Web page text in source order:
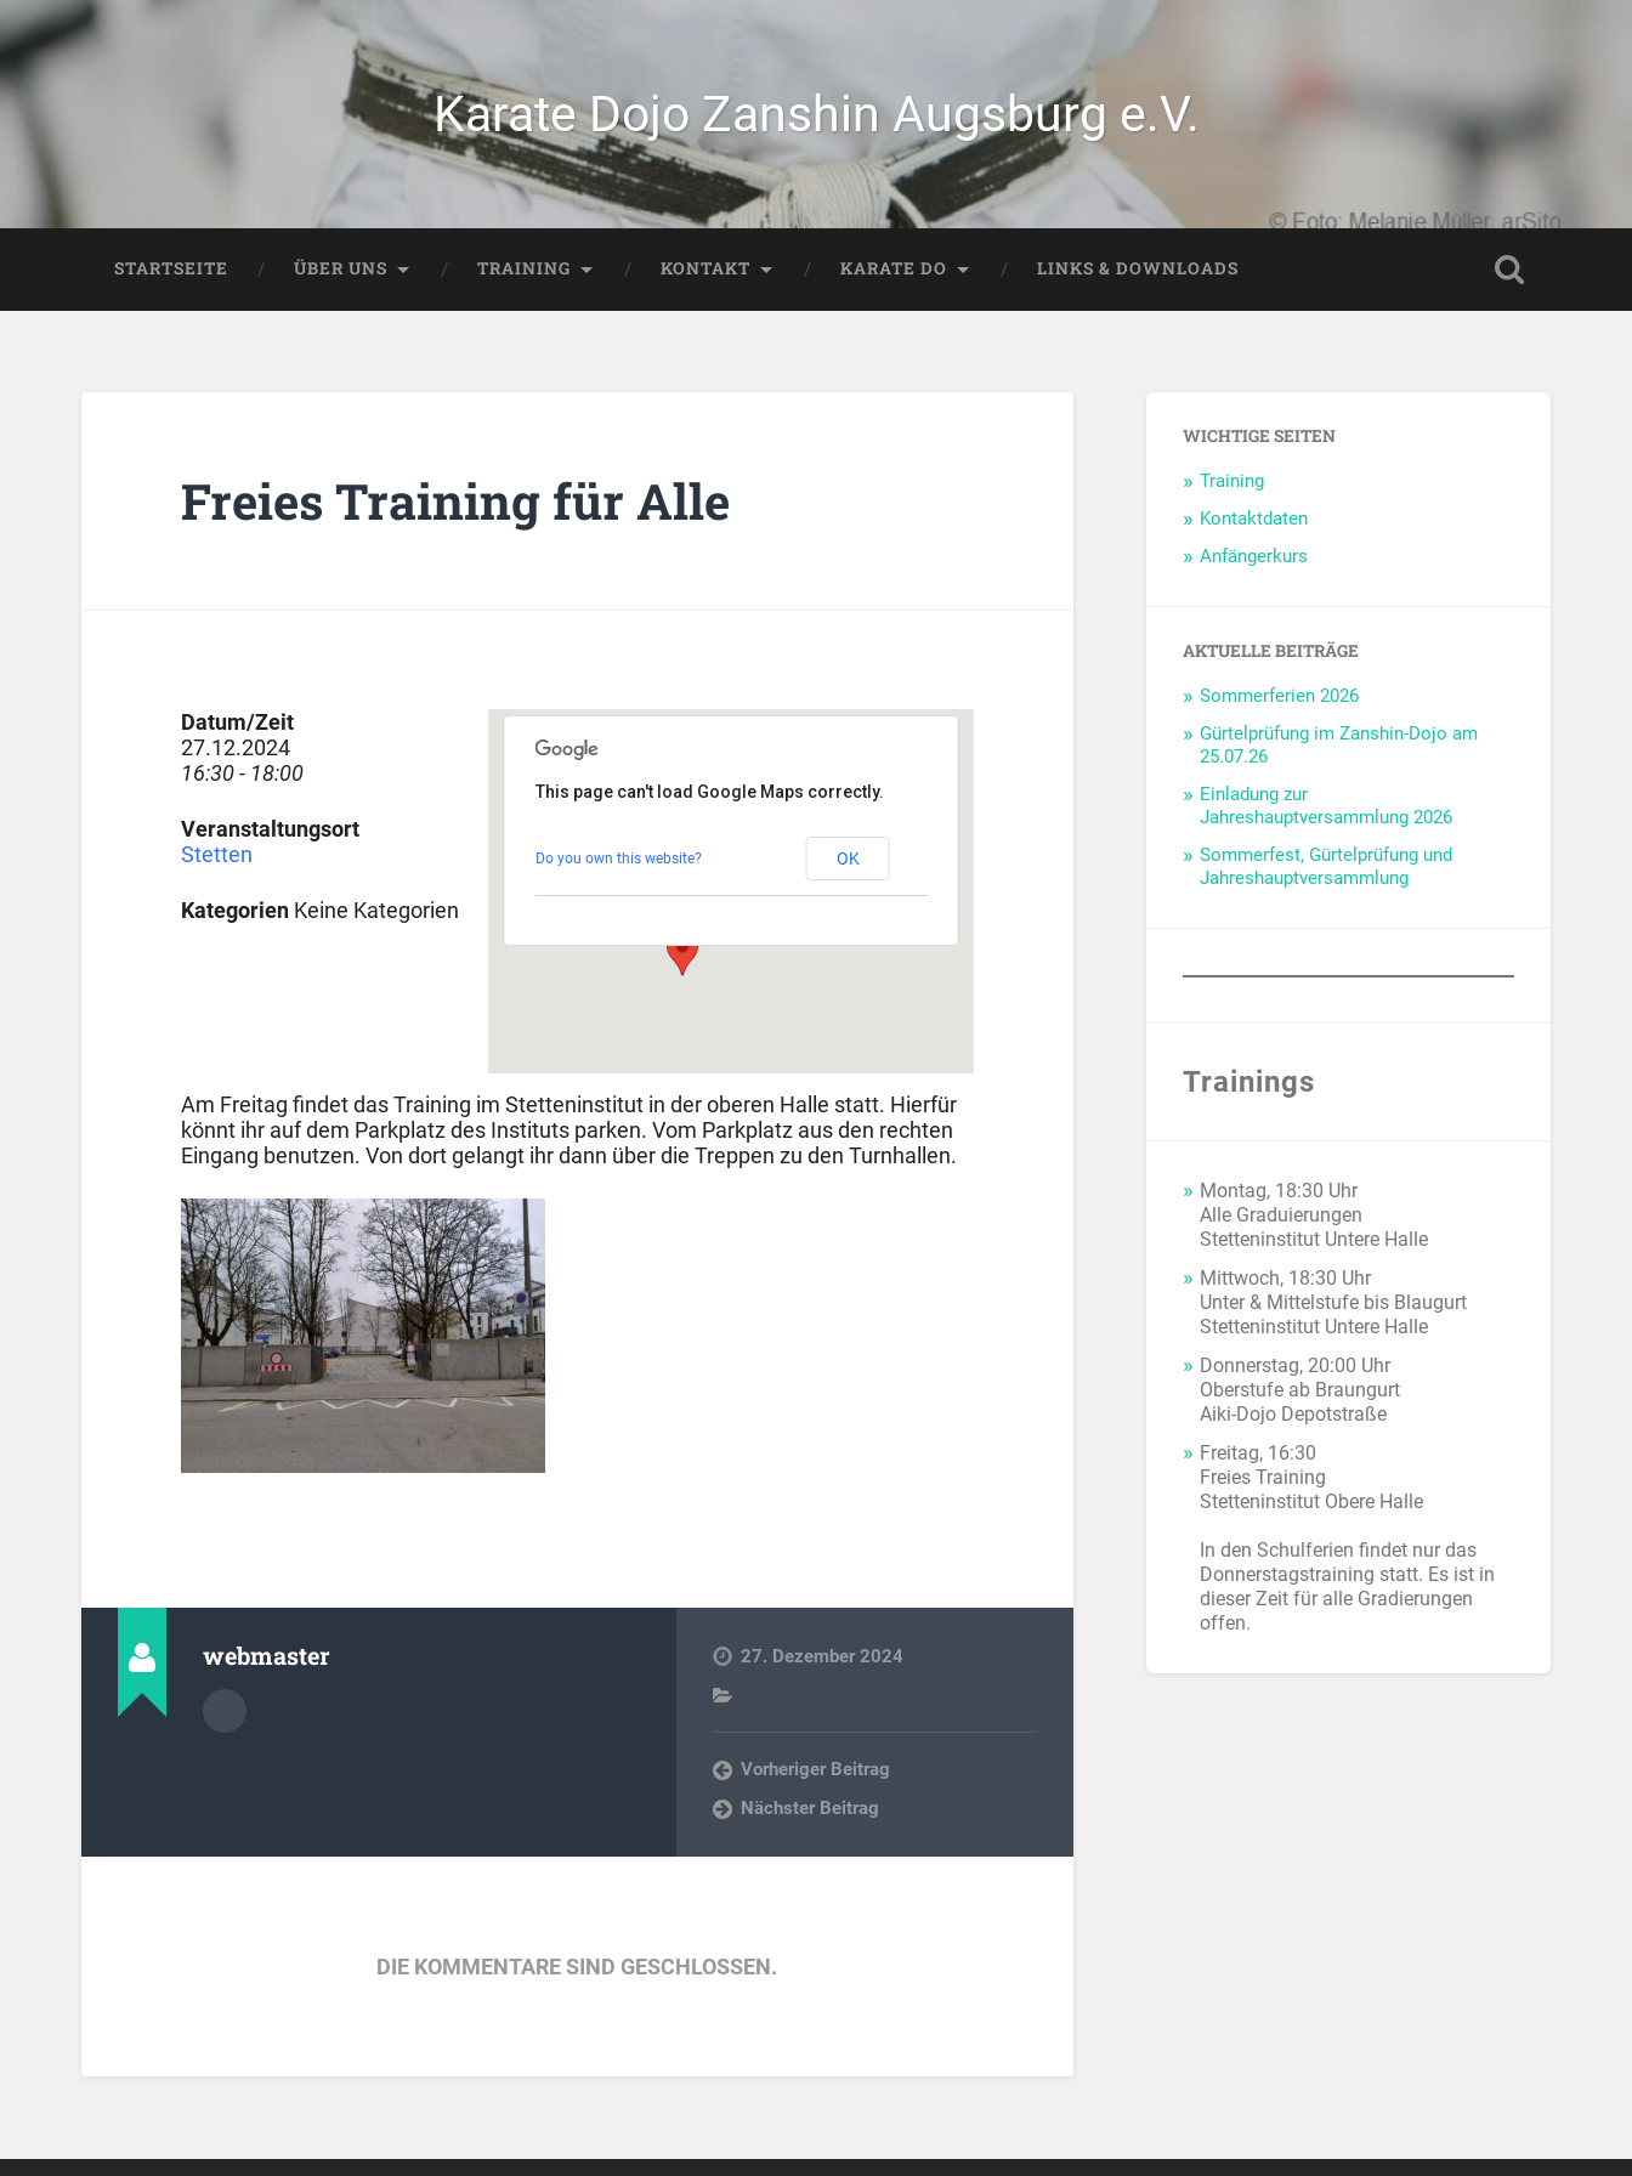
Karate Dojo Zanshin Augsburg e.V.
STARTSEITE ÜBER UNS TRAINING KONTAKT KARATE DO LINKS & DOWNLOADS
Freies Training für Alle
Veranstaltungen
This page can't load Google Maps correctly.
Do you own this website? OK
Datum/Zeit
27.12.2024
16:30 - 18:00
Veranstaltungsort
Stetten
KategorienKeine Kategorien
Am Freitag findet das Training im Stetteninstitut in der oberen Halle statt. Hierfür
könnt ihr auf dem Parkplatz des Instituts parken. Vom Parkplatz aus den rechten
Eingang benutzen. Von dort gelangt ihr dann über die Treppen zu den Turnhallen.
webmaster 27. Dezember 2024
Vorheriger Beitrag
Nächster Beitrag
DIE KOMMENTARE SIND GESCHLOSSEN.
WICHTIGE SEITEN
Training
Kontaktdaten
Anfängerkurs
AKTUELLE BEITRÄGE
Sommerferien 2026
Gürtelprüfung im Zanshin-Dojo am
25.07.26
Einladung zur
Jahreshauptversammlung 2026
Sommerfest, Gürtelprüfung und
Jahreshauptversammlung
Trainings
Montag, 18:30 Uhr
Alle Graduierungen
Stetteninstitut Untere Halle
Mittwoch, 18:30 Uhr
Unter & Mittelstufe bis Blaugurt
Stetteninstitut Untere Halle
Donnerstag, 20:00 Uhr
Oberstufe ab Braungurt
Aiki-Dojo Depotstraße
Freitag, 16:30
Freies Training
Stetteninstitut Obere Halle
In den Schulferien findet nur das
Donnerstagstraining statt. Es ist in
dieser Zeit für alle Gradierungen
offen.